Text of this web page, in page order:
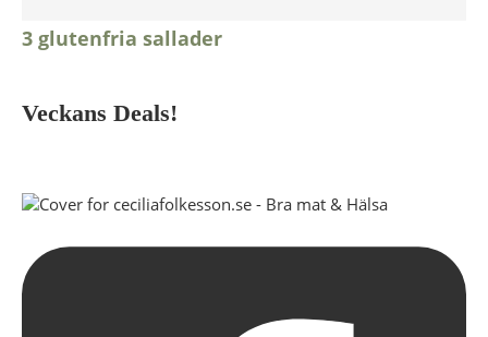
3 glutenfria sallader
Veckans Deals!